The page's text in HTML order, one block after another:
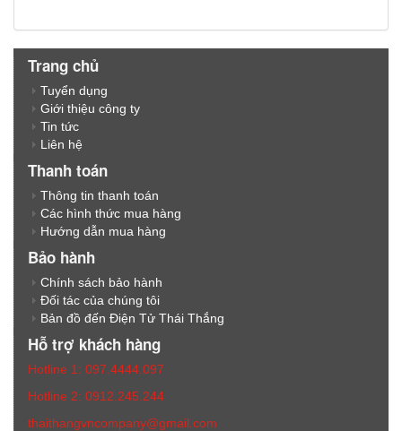
Trang chủ
Tuyển dụng
Giới thiệu công ty
Tin tức
Liên hệ
Thanh toán
Thông tin thanh toán
Các hình thức mua hàng
Hướng dẫn mua hàng
Bảo hành
Chính sách bảo hành
Đối tác của chúng tôi
Bản đồ đến Điện Tử Thái Thắng
Hỗ trợ khách hàng
Hotline 1: 097.4444.097
Hotline 2: 0912.245.244
thaithangvncompany@gmail.com